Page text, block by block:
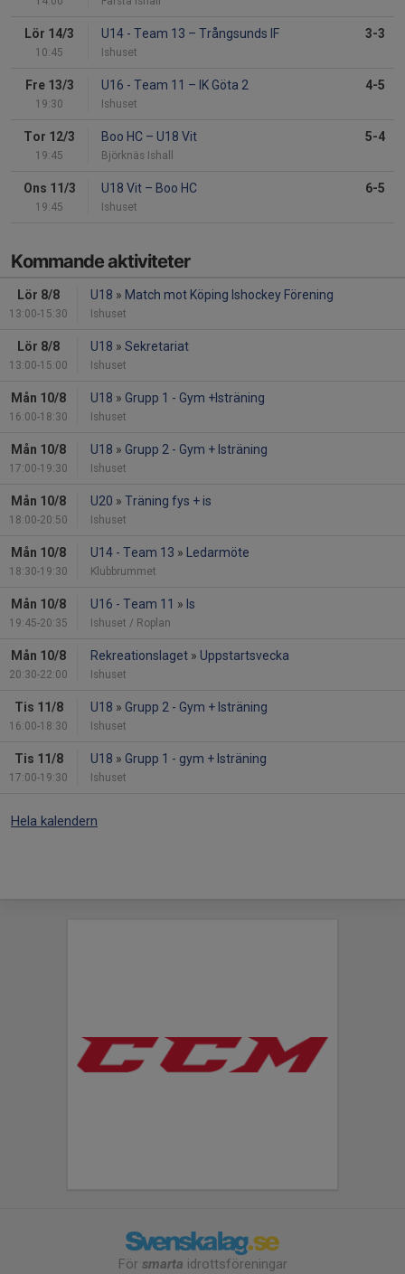
Lör 14/3
10:45
U14 - Team 13 – Trångsunds IF
Ishuset
3-3
Fre 13/3
19:30
U16 - Team 11 – IK Göta 2
Ishuset
4-5
Tor 12/3
19:45
Boo HC – U18 Vit
Björknäs Ishall
5-4
Ons 11/3
19:45
U18 Vit – Boo HC
Ishuset
6-5
Kommande aktiviteter
Lör 8/8
13:00-15:30
U18 » Match mot Köping Ishockey Förening
Ishuset
Lör 8/8
13:00-15:00
U18 » Sekretariat
Ishuset
Mån 10/8
16:00-18:30
U18 » Grupp 1 - Gym +Isträning
Ishuset
Mån 10/8
17:00-19:30
U18 » Grupp 2 - Gym + Isträning
Ishuset
Mån 10/8
18:00-20:50
U20 » Träning fys + is
Ishuset
Mån 10/8
18:30-19:30
U14 - Team 13 » Ledarmöte
Klubbrummet
Mån 10/8
19:45-20:35
U16 - Team 11 » Is
Ishuset / Roplan
Mån 10/8
20:30-22:00
Rekreationslaget » Uppstartsvecka
Ishuset
Tis 11/8
16:00-18:30
U18 » Grupp 2 - Gym + Isträning
Ishuset
Tis 11/8
17:00-19:30
U18 » Grupp 1 - gym + Isträning
Ishuset
Hela kalendern
För smarta idrottsföreningar